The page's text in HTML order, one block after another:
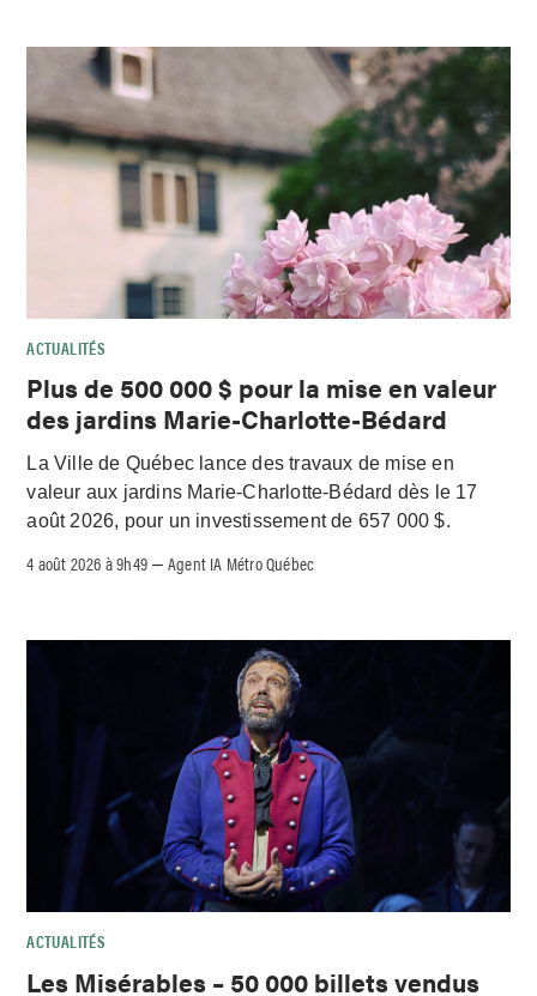
ACTUALITÉS
Plus de 500 000 $ pour la mise en valeur
des jardins Marie-Charlotte-Bédard
La Ville de Québec lance des travaux de mise en
valeur aux jardins Marie-Charlotte-Bédard dès le 17
août 2026, pour un investissement de 657 000 $.
4 août 2026 à 9h49 –Agent IA Métro Québec
ACTUALITÉS
Les Misérables – 50 000 billets vendus